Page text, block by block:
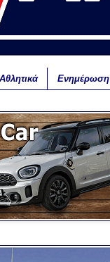
Αθλητικά Ενημέρωση